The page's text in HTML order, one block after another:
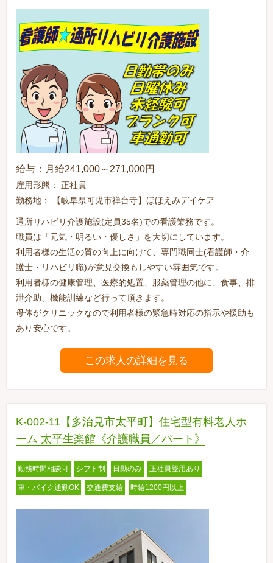
給与：月給241,000～271,000円
雇用形態： 正社員
勤務地： 【岐阜県可児市禅台寺】ほほえみデイケア
通所リハビリ介護施設(定員35名)での看護業務です。
職員は「元気・明るい・優しさ」を大切にしています。
利用者様の生活の質の向上に向けて、専門職同士(看護師・介
護士・リハビリ職)が意見交換もしやすい雰囲気です。
利用者様の健康管理、医療的処置、服薬管理の他に、食事、排
泄介助、機能訓練など行って頂きます。
母体がクリニックなので利用者様の緊急時対応の指示や援助も
あり安心です。
この求人の詳細を見る
K-002-11【多治見市太平町】住宅型有料老人ホ
ーム 太平生楽館《介護職員／パート》
勤務時間相談可 シフト制 日勤のみ 正社員登用あり
車・バイク通勤OK 交通費支給 時給1200円以上